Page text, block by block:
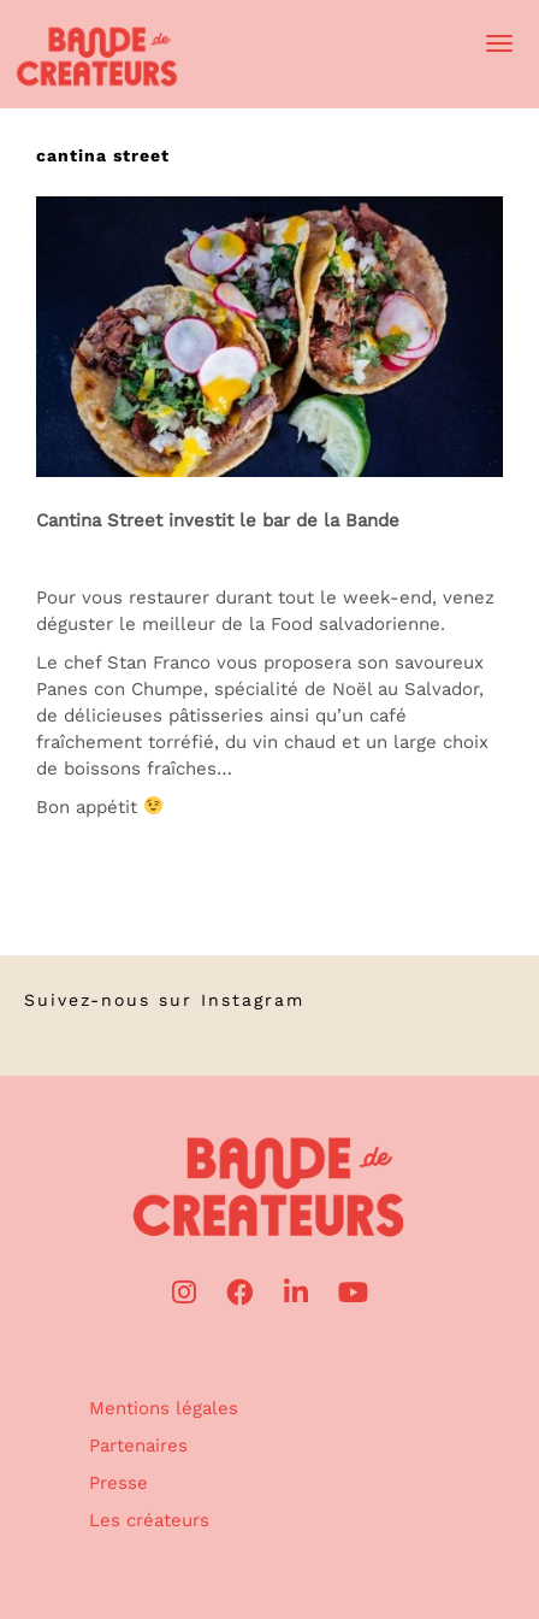
cantina street
Cantina Street investit le bar de la Bande
Pour vous restaurer durant tout le week-end, venez
déguster le meilleur de la Food salvadorienne.
Le chef Stan Franco vous proposera son savoureux
Panes con Chumpe, spécialité de Noël au Salvador,
de délicieuses pâtisseries ainsi qu’un café
fraîchement torréfié, du vin chaud et un large choix
de boissons fraîches…
Bon appétit
Suivez-nous sur Instagram
Mentions légales
Partenaires
Presse
Les créateurs